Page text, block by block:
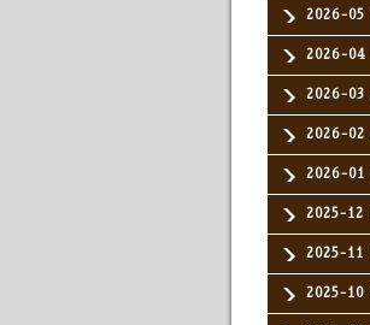
2026-05
2026-04
2026-03
2026-02
2026-01
2025-12
2025-11
2025-10